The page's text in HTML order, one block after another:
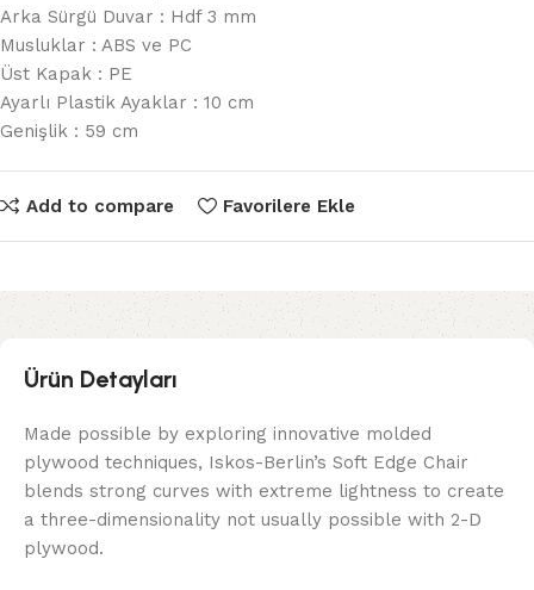
Arka Sürgü Duvar : Hdf 3 mm
Musluklar : ABS ve PC
Üst Kapak : PE
Ayarlı Plastik Ayaklar : 10 cm
Genişlik : 59 cm
Add to compare Favorilere Ekle
Ürün Detayları
Made possible by exploring innovative molded
plywood techniques, Iskos-Berlin’s Soft Edge Chair
blends strong curves with extreme lightness to create
a three-dimensionality not usually possible with 2-D
plywood.